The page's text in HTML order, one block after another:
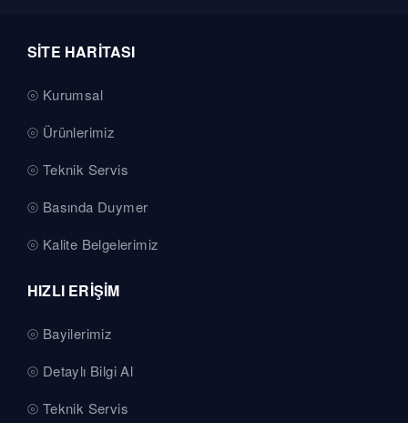
SİTE HARİTASI
Kurumsal
Ürünlerimiz
Teknik Servis
Basında Duymer
Kalite Belgelerimiz
HIZLI ERİŞİM
Bayilerimiz
Detaylı Bilgi Al
Teknik Servis